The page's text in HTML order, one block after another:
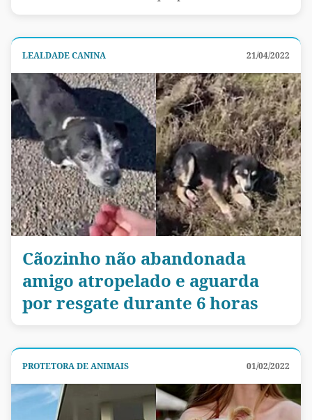
LEALDADE CANINA 21/04/2022
Cãozinho não abandonada
amigo atropelado e aguarda
por resgate durante 6 horas
PROTETORA DE ANIMAIS 01/02/2022